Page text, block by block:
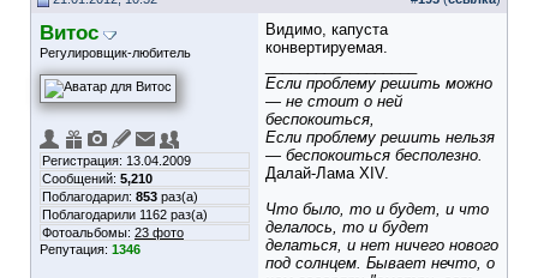
Витос
Регулировщик-любитель
Регистрация: 13.04.2009
Сообщений: 5,210
Поблагодарил: 853 раз(а)
Поблагодарили 1162 раз(а)
Фотоальбомы: 23 фото
Репутация: 1346
Видимо, капуста
конвертируемая.
Если проблему решить можно
— не стоит о ней
беспокоиться,
Если проблему решить нельзя
— беспокоиться бесполезно.
Далай-Лама XIV.
Что было, то и будет, и что
делалось, то и будет
делаться, и нет ничего нового
под солнцем. Бывает нечто, о